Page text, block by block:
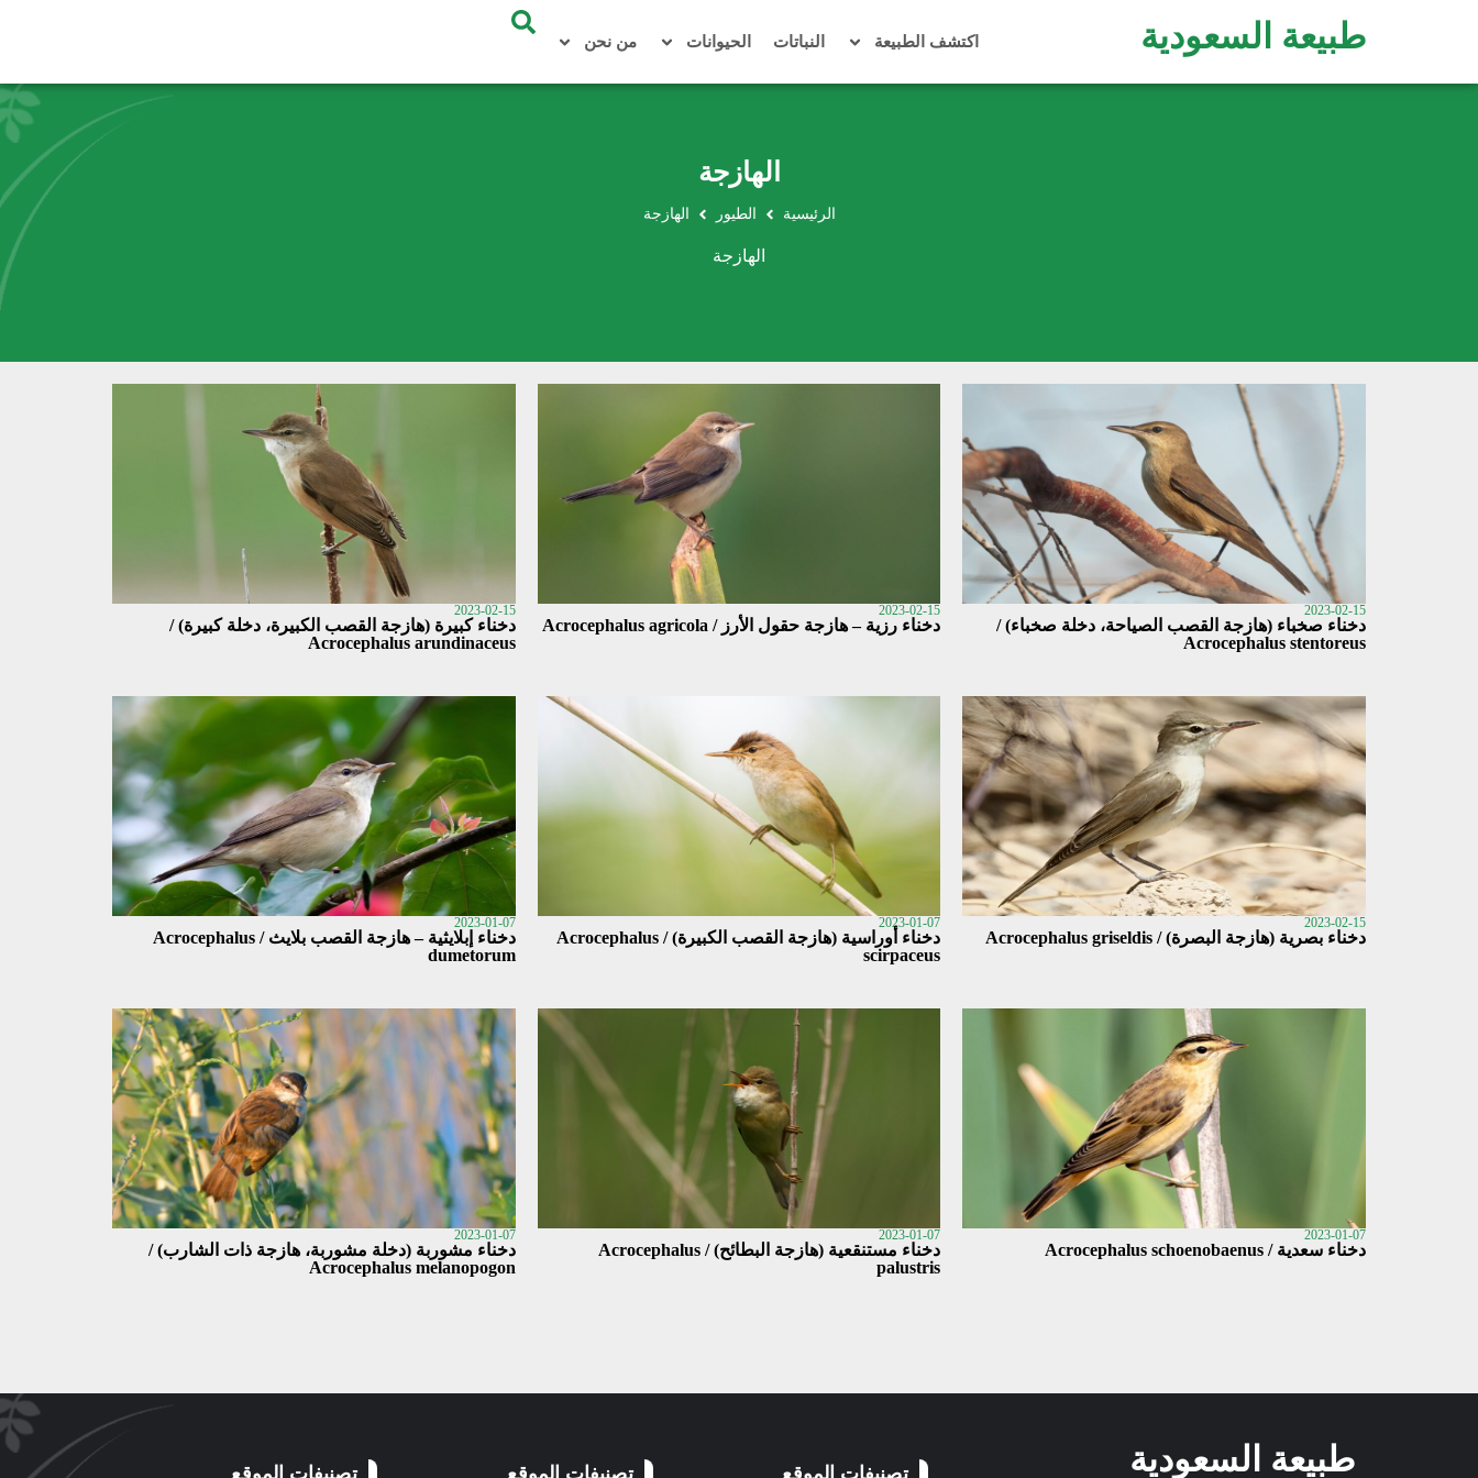
طبيعة السعودية اكتشف الطبيعة النباتات الحيوانات من نحن
الهازجة
الرئيسية الطيور الهازجة
الهازجة
2023-02-15
دخناء صخباء (هازجة القصب الصياحة، دخلة صخباء) /
Acrocephalus stentoreus
2023-02-15
دخناء رزية – هازجة حقول الأرز / Acrocephalus agricola
2023-02-15
دخناء كبيرة (هازجة القصب الكبيرة، دخلة كبيرة) /
Acrocephalus arundinaceus
2023-02-15
دخناء بصرية (هازجة البصرة) / Acrocephalus griseldis
2023-01-07
دخناء أوراسية (هازجة القصب الكبيرة) / Acrocephalus
scirpaceus
2023-01-07
دخناء إبلايثية – هازجة القصب بلايث / Acrocephalus
dumetorum
2023-01-07
دخناء سعدية / Acrocephalus schoenobaenus
2023-01-07
دخناء مستنقعية (هازجة البطائح) / Acrocephalus
palustris
2023-01-07
دخناء مشوربة (دخلة مشوربة، هازجة ذات الشارب) /
Acrocephalus melanopogon
طبيعة السعودية تصنيفات الموقع تصنيفات الموقع تصنيفات الموقع